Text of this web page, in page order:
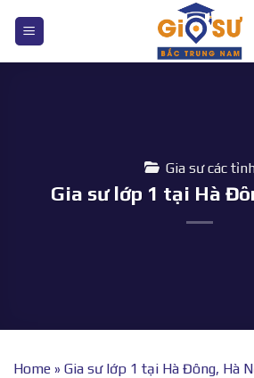
nội
Gia sư các
Gia sư lớp 1 tại Hà
Home » Gia sư lớp 1 tại Hà Đông, Hà